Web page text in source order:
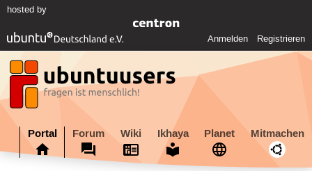
hosted by
Anmelden Registrieren
Portal Forum Wiki Ikhaya Planet Mitmachen